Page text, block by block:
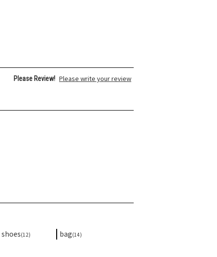
Please Review! Please write your review
shoes(12) bag(14)